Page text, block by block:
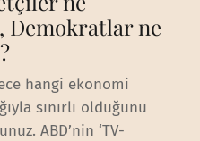
Demokratlar ne
hangi ekonomi
sınırlı olduğunu
ABD’nin ‘TV-